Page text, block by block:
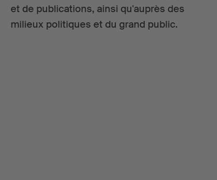
et de publications, ainsi qu'auprès des
milieux politiques et du grand public.